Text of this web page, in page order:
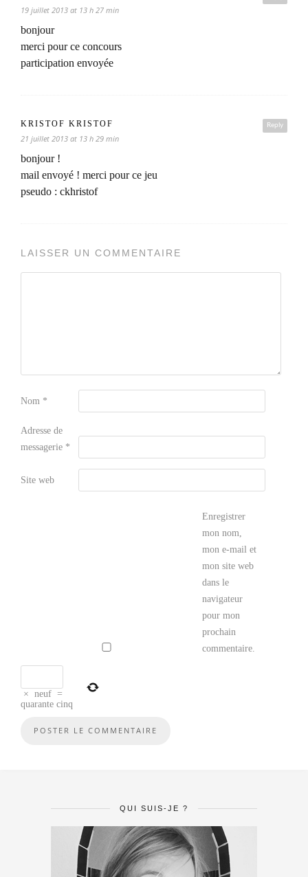
19 juillet 2013 at 13 h 27 min
bonjour
merci pour ce concours
participation envoyée
Reply
KRISTOF KRISTOF
21 juillet 2013 at 13 h 29 min
bonjour !
mail envoyé ! merci pour ce jeu
pseudo : ckhristof
LAISSER UN COMMENTAIRE
Nom *
Adresse de
messagerie *
Site web
Enregistrer
mon nom,
mon e-mail et
mon site web
dans le
navigateur
pour mon
prochain
commentaire.
× neuf =
quarante cinq
QUI SUIS-JE ?